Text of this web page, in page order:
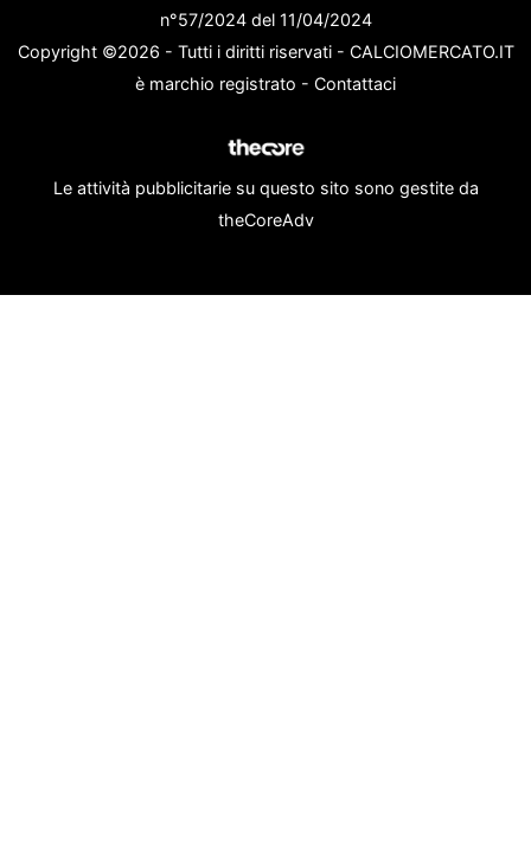
n°57/2024 del 11/04/2024
Copyright ©2026 - Tutti i diritti riservati - CALCIOMERCATO.IT
è marchio registrato - Contattaci
Le attività pubblicitarie su questo sito sono gestite da
theCoreAdv